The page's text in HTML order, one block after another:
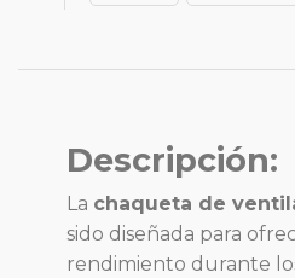
Descripción:
La chaqueta de
sido diseñada para
rendimiento durante